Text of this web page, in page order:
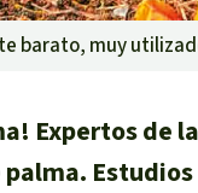
barato, muy
Expertos de